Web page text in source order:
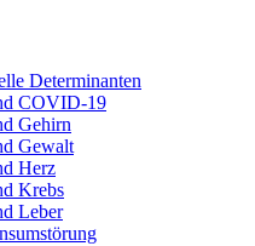
Determinanten
COVID-19
Gehirn
Gewalt
Herz
Krebs
Leber